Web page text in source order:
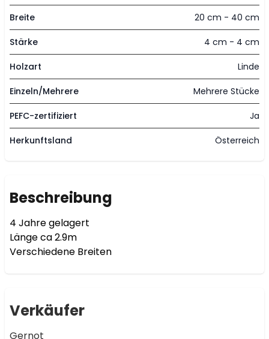
Breite 20 cm - 40 cm
Stärke 4 cm - 4 cm
Holzart Linde
Einzeln/Mehrere Mehrere Stücke
PEFC-zertifiziert Ja
Herkunftsland Österreich
Beschreibung
4 Jahre gelagert
Länge ca 2.9m
Verschiedene Breiten
Verkäufer
Gernot